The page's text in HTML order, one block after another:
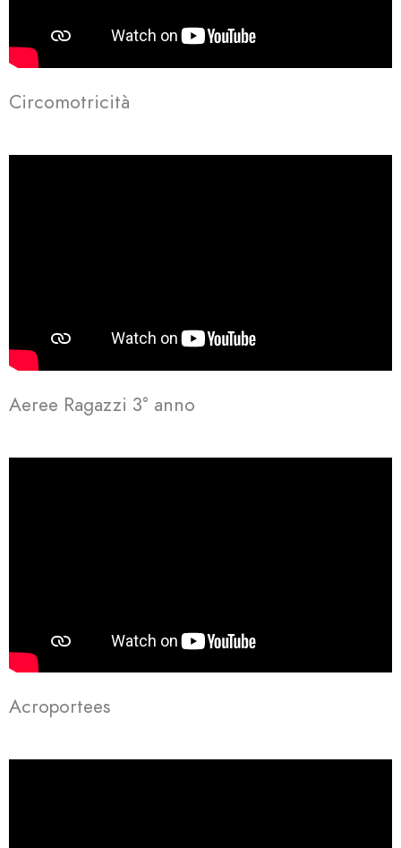
Circomotricità
Aeree Ragazzi 3° anno
Acroportees